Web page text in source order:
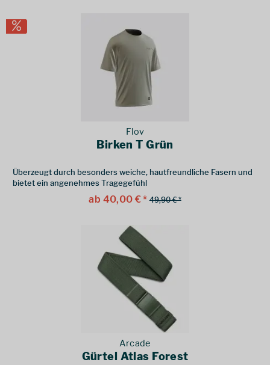
Flov
Birken T Grün
Überzeugt durch besonders weiche, hautfreundliche Fasern und
bietet ein angenehmes Tragegefühl
ab 40,00 € * 49,90 € *
Arcade
Gürtel Atlas Forest